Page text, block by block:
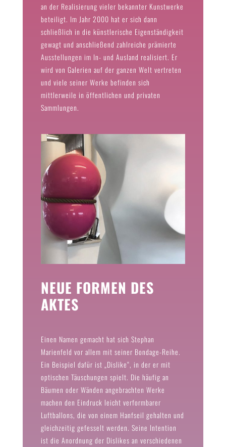
an der Realisierung vieler bekannter Kunstwerke
beteiligt. Im Jahr 2000 hat er sich dann
schließlich in die künstlerische Eigenständigkeit
gewagt und anschließend zahlreiche prämierte
Ausstellungen im In- und Ausland realisiert. Er
wird von Galerien auf der ganzen Welt vertreten
und viele seiner Werke befinden sich
mittlerweile in öffentlichen und privaten
Sammlungen.
NEUE FORMEN DES
AKTES
Einen Namen gemacht hat sich Stephan
Marienfeld vor allem mit seiner Bondage-Reihe.
Ein Beispiel dafür ist „Dislike“, in der er mit
optischen Täuschungen spielt. Die häufig an
Bäumen oder Wänden angebrachten Werke
machen den Eindruck leicht verformbarer
Luftballons, die von einem Hanfseil gehalten und
gleichzeitig gefesselt werden. Seine Intention
ist die Anordnung der Dislikes an verschiedenen